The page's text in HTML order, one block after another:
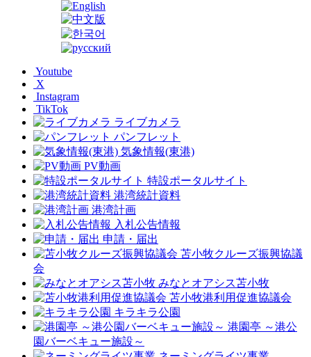
Youtube
X
Instagram
TikTok
ライブカメラ
パンフレット
気象情報(東港)
PV動画
特設ポータルサイト
港湾統計資料
港湾計画
入札公告情報
申請・届出
苫小牧クルーズ振興協議
会
みなとオアシス苫小牧
苫小牧港利用促進協議会
キラキラ公園
港園亭 ～港公
園バーベキュー施設～